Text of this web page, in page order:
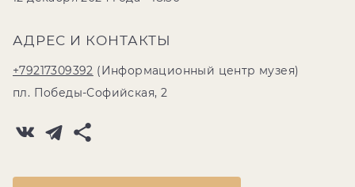
АДРЕС И КОНТАКТЫ
+79217309392 (Информационный центр музея)
пл. Победы-Софийская, 2